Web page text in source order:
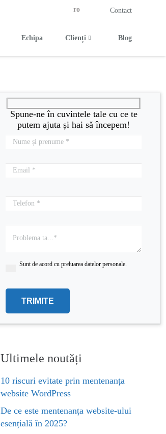
ro Contact
Echipa Clienți Blog
Spune-ne în cuvintele tale cu ce te
putem ajuta și hai să începem!
this
Sunt de acord cu preluarea datelor personale.
Ultimele noutăți
10 riscuri evitate prin mentenanța
website WordPress
De ce este mentenanța website-ului
esențială în 2025?